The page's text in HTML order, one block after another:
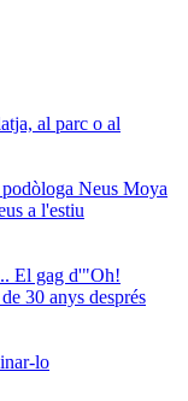
al parc o al
Neus Moya
a l'estiu
El gag d'"Oh!
30 anys després
lo